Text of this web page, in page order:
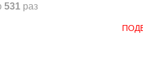
531 раз